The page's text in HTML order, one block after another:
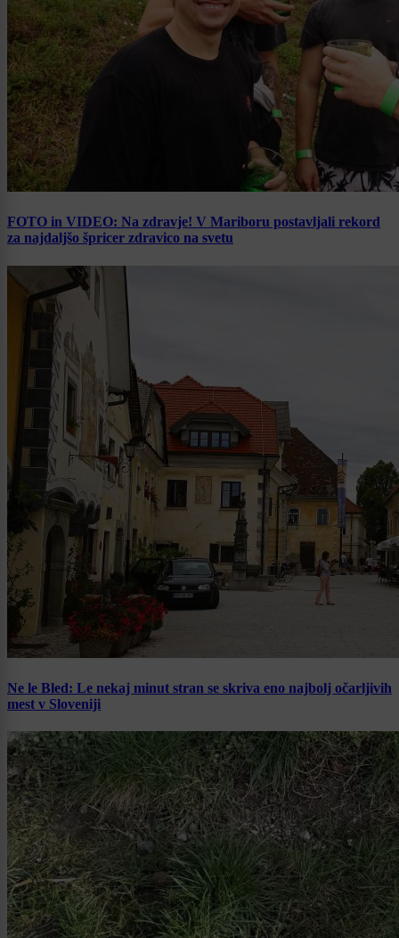
FOTO in VIDEO: Na zdravje! V Mariboru postavljali rekord
za najdaljšo špricer zdravico na svetu
Ne le Bled: Le nekaj minut stran se skriva eno najbolj očarljivih
mest v Sloveniji